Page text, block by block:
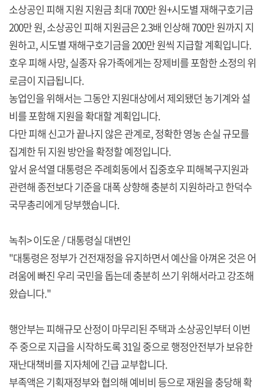
소상공인 피해 지원 지원금 최대 700만 원+시도별 재해구호기금
200만 원, 소상공인 피해 지원금은 2.3배 인상해 700만 원까지 지
원하고, 시도별 재해구호기금을 200만 원씩 지급할 계획입니다.
호우 피해 사망, 실종자 유가족에게는 장제비를 포함한 소정의 위
로금이 지급됩니다.
농업인을 위해서는 그동안 지원대상에서 제외됐던 농기계와 설
비를 포함해 지원을 확대할 계획입니다.
다만 피해 신고가 끝나지 않은 관계로, 정확한 영농 손실 규모를
집계한 뒤 지원 방안을 확정할 예정입니다.
앞서 윤석열 대통령은 주례회동에서 집중호우 피해복구지원과
관련해 종전보다 기준을 대폭 상향해 충분히 지원하라고 한덕수
국무총리에게 당부했습니다.
녹취> 이도운 / 대통령실 대변인
"대통령은 정부가 건전재정을 유지하면서 예산을 아껴온 것은 어
려움에 빠진 우리 국민을 돕는데 충분히 쓰기 위해서라고 강조해
왔습니다."
행안부는 피해규모 산정이 마무리된 주택과 소상공인부터 이번
주 중으로 지급을 시작하도록 31일 중으로 행정안전부가 보유한
재난대책비를 지자체에 긴급 교부합니다.
부족액은 기획재정부와 협의해 예비비 등으로 재원을 충당해 확